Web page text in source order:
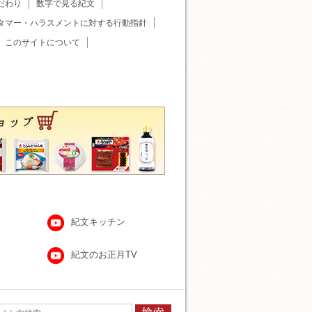
わり
数字で見る紀文
マー・ハラスメントに対する行動指針
このサイトについて
紀文キッチン
紀文のお正月TV